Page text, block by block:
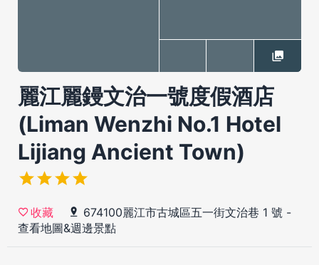
麗江麗鏝文治一號度假酒店
(Liman Wenzhi No.1 Hotel
Lijiang Ancient Town)
收藏 674100麗江市古城區五一街文治巷 1 號 -
查看地圖&週邊景點